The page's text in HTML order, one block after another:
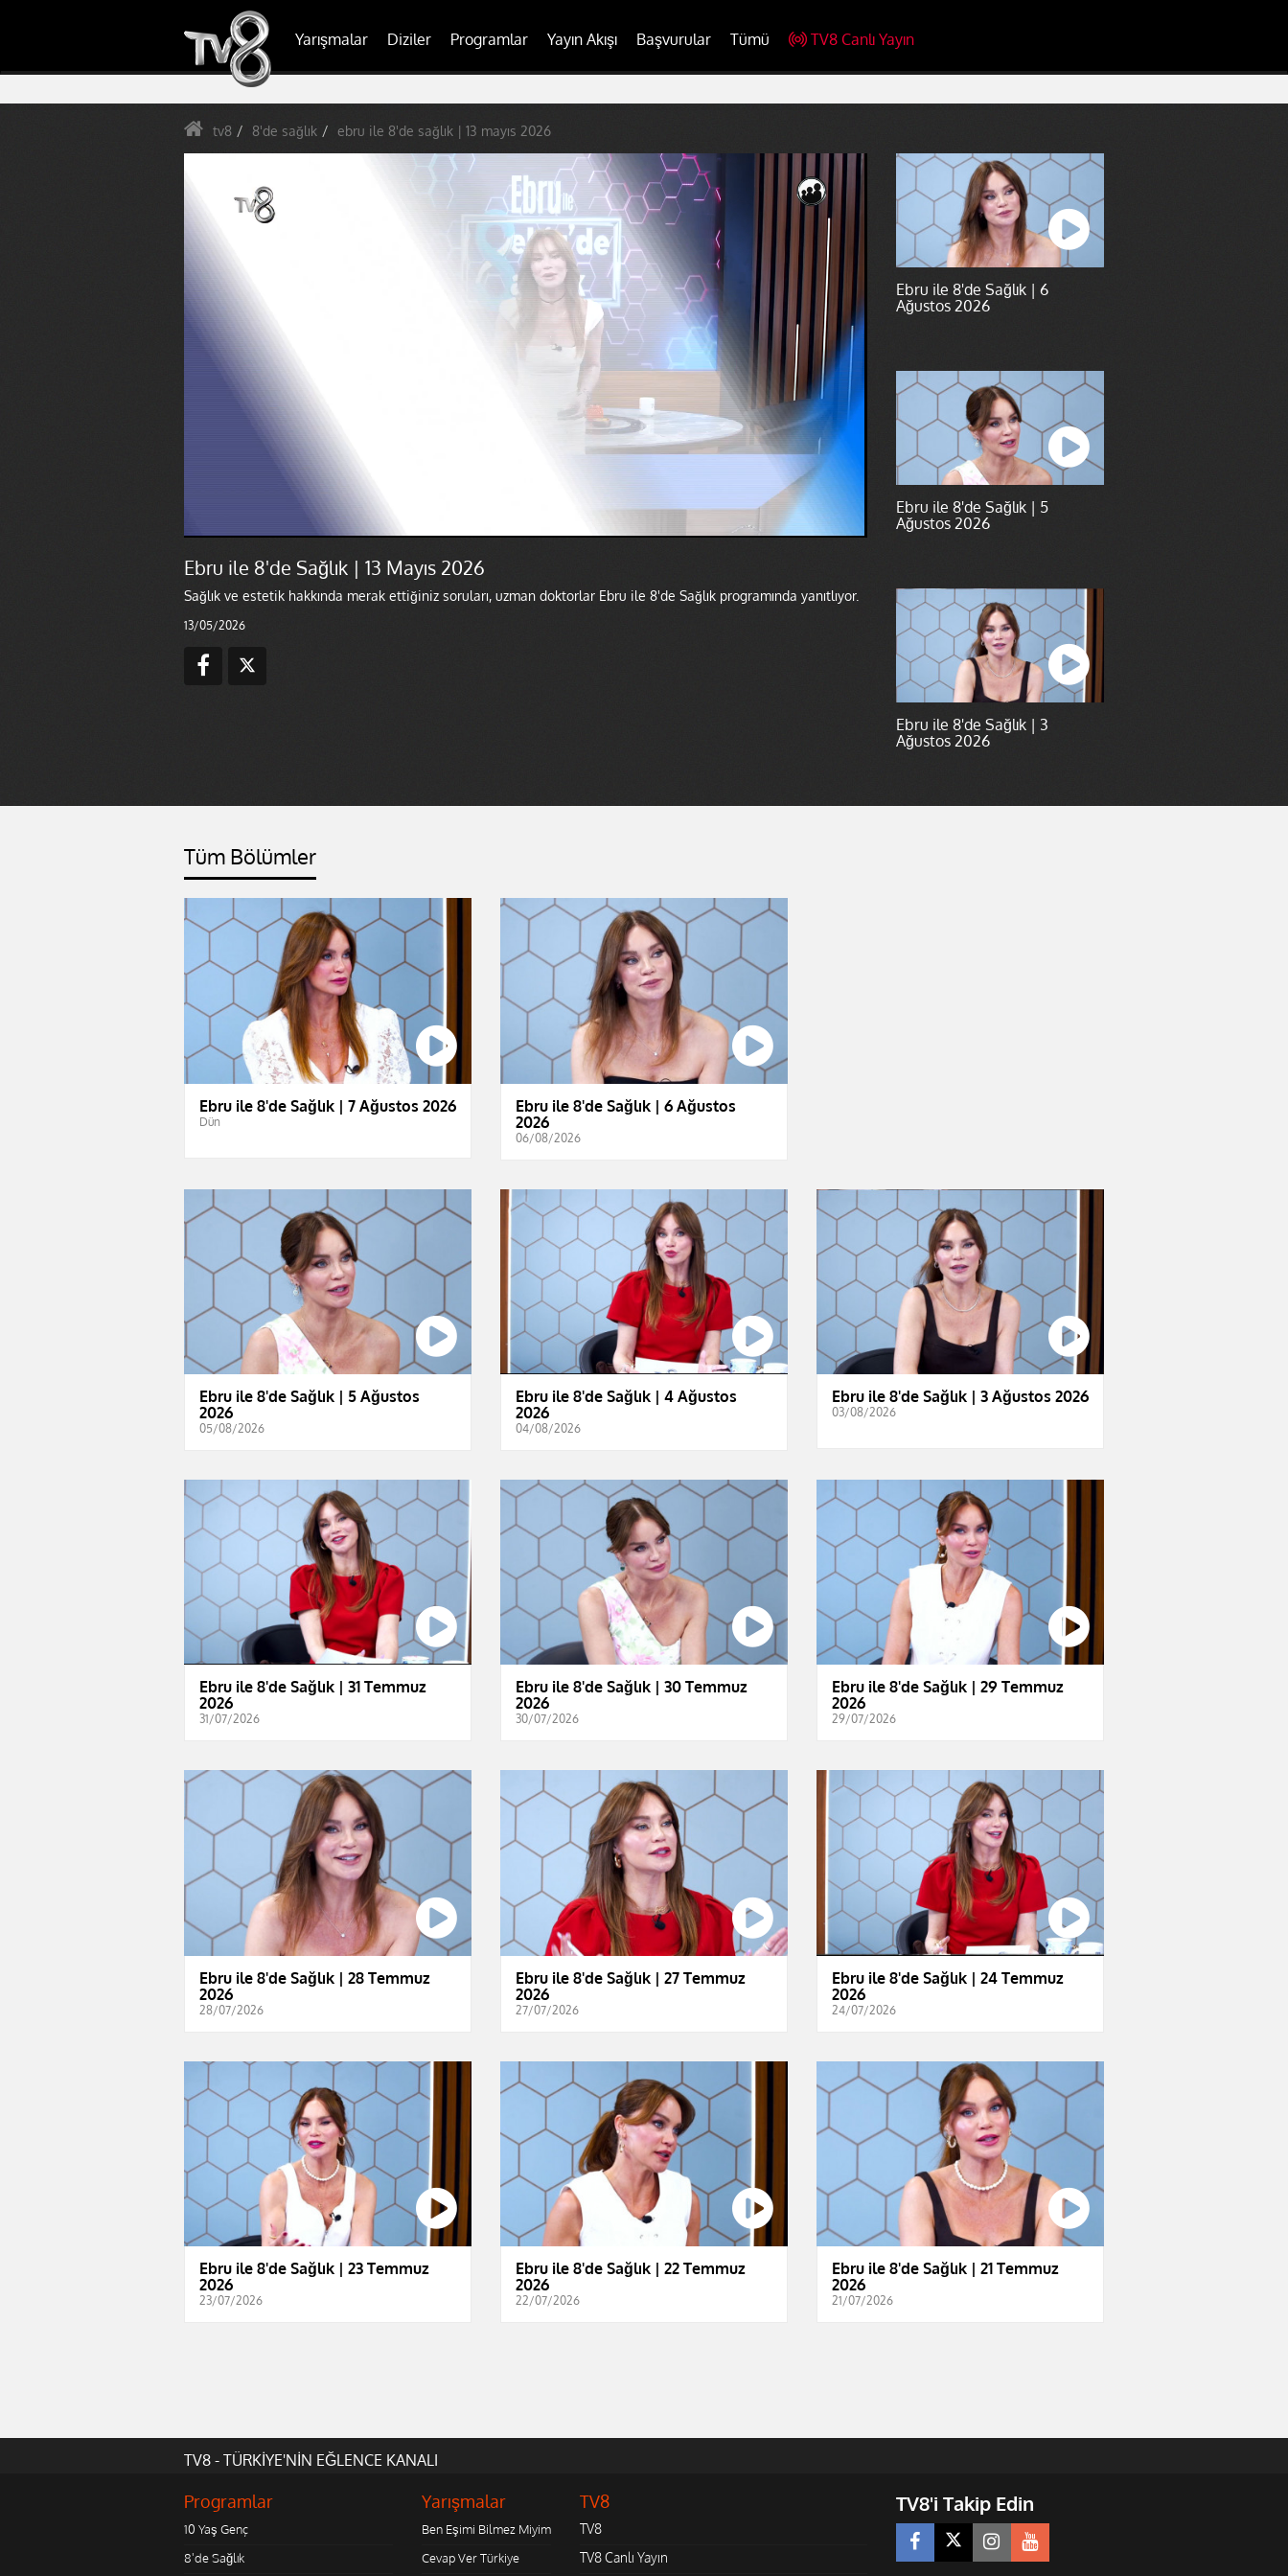
Yarışmalar Diziler Programlar Yayın Akışı Başvurular Tümü TV8 Canlı Yayın
tv8 8'de sağlık ebru ile 8'de sağlık | 13 mayıs 2026
Ebru ile 8'de Sağlık | 13 Mayıs 2026
Sağlık ve estetik hakkında merak ettiğiniz soruları, uzman doktorlar Ebru ile 8'de Sağlık programında yanıtlıyor.
13/05/2026
Ebru ile 8'de Sağlık | 6
Ağustos 2026
Ebru ile 8'de Sağlık | 5
Ağustos 2026
Ebru ile 8'de Sağlık | 3
Ağustos 2026
Tüm Bölümler
Ebru ile 8'de Sağlık | 7 Ağustos 2026
Dün
Ebru ile 8'de Sağlık | 6 Ağustos
2026
06/08/2026
Ebru ile 8'de Sağlık | 5 Ağustos
2026
05/08/2026
Ebru ile 8'de Sağlık | 4 Ağustos
2026
04/08/2026
Ebru ile 8'de Sağlık | 3 Ağustos 2026
03/08/2026
Ebru ile 8'de Sağlık | 31 Temmuz
2026
31/07/2026
Ebru ile 8'de Sağlık | 30 Temmuz
2026
30/07/2026
Ebru ile 8'de Sağlık | 29 Temmuz
2026
29/07/2026
Ebru ile 8'de Sağlık | 28 Temmuz
2026
28/07/2026
Ebru ile 8'de Sağlık | 27 Temmuz
2026
27/07/2026
Ebru ile 8'de Sağlık | 24 Temmuz
2026
24/07/2026
Ebru ile 8'de Sağlık | 23 Temmuz
2026
23/07/2026
Ebru ile 8'de Sağlık | 22 Temmuz
2026
22/07/2026
Ebru ile 8'de Sağlık | 21 Temmuz
2026
21/07/2026
TV8 - TÜRKİYE'NİN EĞLENCE KANALI
Programlar
10 Yaş Genç
8'de Sağlık
Yarışmalar
Ben Eşimi Bilmez Miyim
Cevap Ver Türkiye
TV8
TV8
TV8 Canlı Yayın
TV8'i Takip Edin